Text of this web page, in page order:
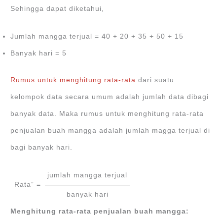
Sehingga dapat diketahui,
Jumlah mangga terjual = 40 + 20 + 35 + 50 + 15
Banyak hari = 5
Rumus untuk menghitung rata-rata dari suatu
kelompok data secara umum adalah jumlah data dibagi
banyak data. Maka rumus untuk menghitung rata-rata
penjualan buah mangga adalah jumlah magga terjual di
bagi banyak hari.
Rata” =
jumlah mangga terjual
banyak hari
Menghitung rata-rata penjualan buah mangga: